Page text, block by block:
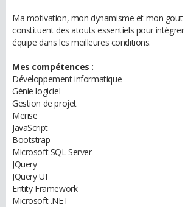
Ma motivation, mon dynamisme et mon gout
constituent des atouts essentiels pour
équipe dans les meilleures conditions.
Mes compétences :
Développement informatique
Génie logiciel
Gestion de projet
Merise
JavaScript
Bootstrap
Microsoft SQL Server
JQuery
JQuery UI
Entity Framework
Microsoft .NET